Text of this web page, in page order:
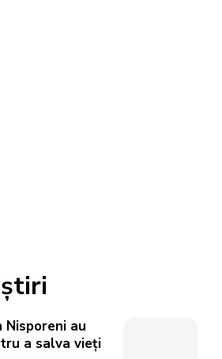
au
a salva vieți